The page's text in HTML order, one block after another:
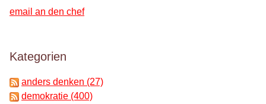
email an den chef
Kategorien
anders denken (27)
demokratie (400)